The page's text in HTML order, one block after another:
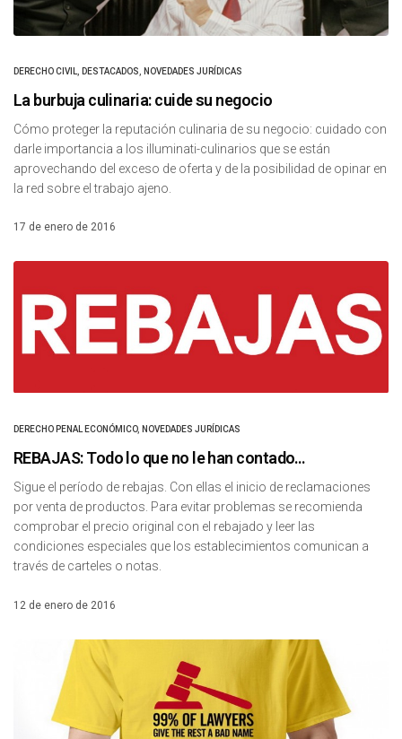
DERECHO CIVIL DESTACADOS NOVEDADES JURÍDICAS
La burbuja culinaria: cuide su negocio
Cómo proteger la reputación culinaria de su negocio: cuidado con
darle importancia a los illuminati-culinarios que se están
aprovechando del exceso de oferta y de la posibilidad de opinar en
la red sobre el trabajo ajeno.
17 de enero de 2016
DERECHO PENAL ECONÓMICO, NOVEDADES JURÍDICAS
REBAJAS: Todo lo que no le han contado…
Sigue el período de rebajas. Con ellas el inicio de reclamaciones
por venta de productos. Para evitar problemas se recomienda
comprobar el precio original con el rebajado y leer las
condiciones especiales que los establecimientos comunican a
través de carteles o notas.
12 de enero de 2016